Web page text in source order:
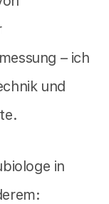
– ich
und
in